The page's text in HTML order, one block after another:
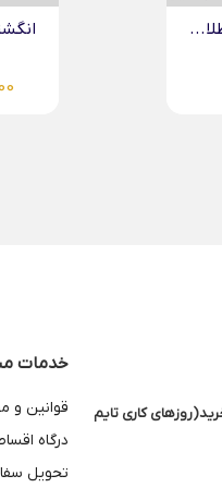
کاری تایم
خدمات
قوانین و
درگاه
تحویل